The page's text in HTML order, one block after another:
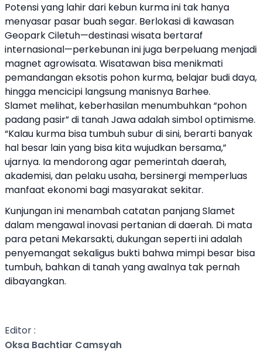
Potensi yang lahir dari kebun kurma ini tak hanya
menyasar pasar buah segar. Berlokasi di kawasan
Geopark Ciletuh—destinasi wisata bertaraf
internasional—perkebunan ini juga berpeluang menjadi
magnet agrowisata. Wisatawan bisa menikmati
pemandangan eksotis pohon kurma, belajar budi daya,
hingga mencicipi langsung manisnya Barhee.
Slamet melihat, keberhasilan menumbuhkan “pohon
padang pasir” di tanah Jawa adalah simbol optimisme.
“Kalau kurma bisa tumbuh subur di sini, berarti banyak
hal besar lain yang bisa kita wujudkan bersama,”
ujarnya. Ia mendorong agar pemerintah daerah,
akademisi, dan pelaku usaha, bersinergi memperluas
manfaat ekonomi bagi masyarakat sekitar.
Kunjungan ini menambah catatan panjang Slamet
dalam mengawal inovasi pertanian di daerah. Di mata
para petani Mekarsakti, dukungan seperti ini adalah
penyemangat sekaligus bukti bahwa mimpi besar bisa
tumbuh, bahkan di tanah yang awalnya tak pernah
dibayangkan.
Editor :
Oksa Bachtiar Camsyah